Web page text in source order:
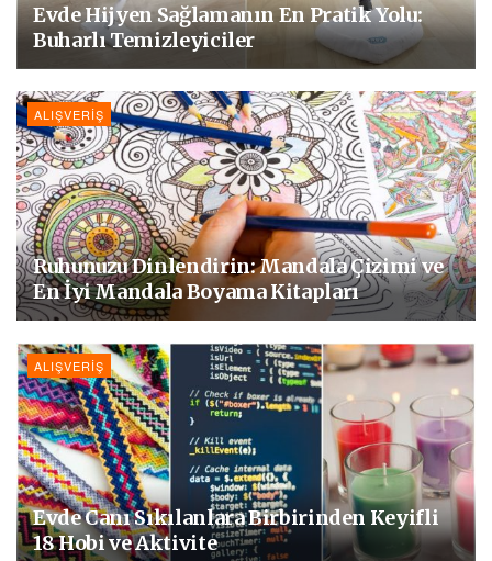
Evde Hijyen Sağlamanın En Pratik Yolu:
Buharlı Temizleyiciler
ALIŞVERIŞ
Ruhunuzu Dinlendirin: Mandala Çizimi ve
En İyi Mandala Boyama Kitapları
ALIŞVERIŞ
Evde Canı Sıkılanlara Birbirinden Keyifli
18 Hobi ve Aktivite